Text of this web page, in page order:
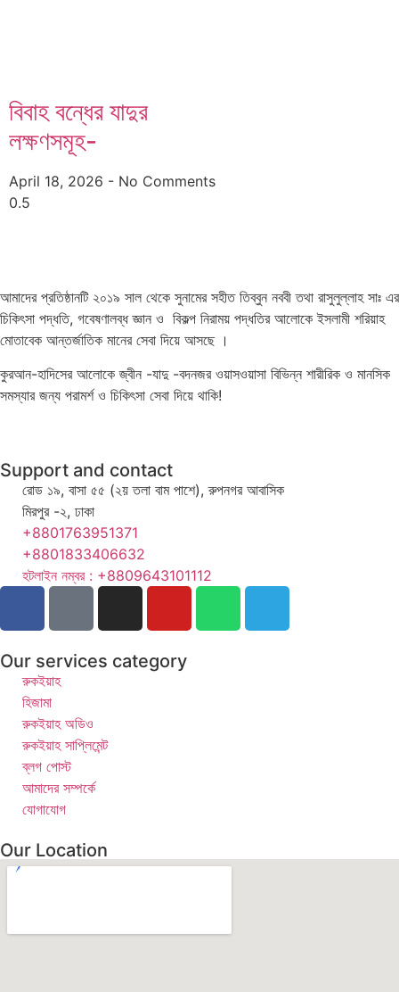
বিবাহ বন্ধের যাদুর
লক্ষণসমূহ-
April 18, 2026 No Comments
আমাদের প্রতিষ্ঠানটি ২০১৯ সাল থেকে সুনামের সহীত তিব্বুন নববী তথা রাসুলুল্লাহ সাঃ এর
চিকিৎসা পদ্ধতি, গবেষণালব্ধ জ্ঞান ও বিকল্প নিরাময় পদ্ধতির আলোকে ইসলামী শরিয়াহ
মোতাবেক আন্তর্জাতিক মানের সেবা দিয়ে আসছে ।
কুরআন-হাদিসের আলোকে জ্বীন -যাদু -বদনজর ওয়াসওয়াসা বিভিন্ন শারীরিক ও মানসিক
সমস্যার জন্য পরামর্শ ও চিকিৎসা সেবা দিয়ে থাকি!
Support and contact
রোড ১৯, বাসা ৫৫ (২য় তলা বাম পাশে), রুপনগর আবাসিক
মিরপুর -২, ঢাকা
+8801763951371
+8801833406632
হটলাইন নম্বর : +8809643101112
Our services category
রুকইয়াহ
হিজামা
রুকইয়াহ অডিও
রুকইয়াহ সাপ্লিমেন্ট
ব্লগ পোস্ট
আমাদের সম্পর্কে
যোগাযোগ
Our Location